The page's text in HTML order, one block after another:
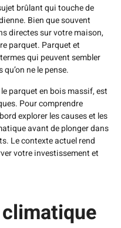
brûlant qui touche de
Bien que souvent
directes sur votre maison,
parquet. Parquet et
qui peuvent sembler
ne le pense.
parquet en bois massif, est
Pour comprendre
explorer les causes et les
avant de plonger dans
Le contexte actuel rend
votre investissement et